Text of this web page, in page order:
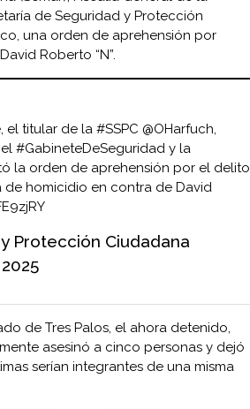
de Seguridad y Protección
una orden de aprehensión por
Roberto “N”.
el titular de la #SSPC @OHarfuch,
#GabineteDeSeguridad y la
la orden de aprehensión por el delito
homicidio en contra de David
Protección Ciudadana
de Tres Palos, el ahora detenido,
asesinó a cinco personas y dejó
serían integrantes de una misma